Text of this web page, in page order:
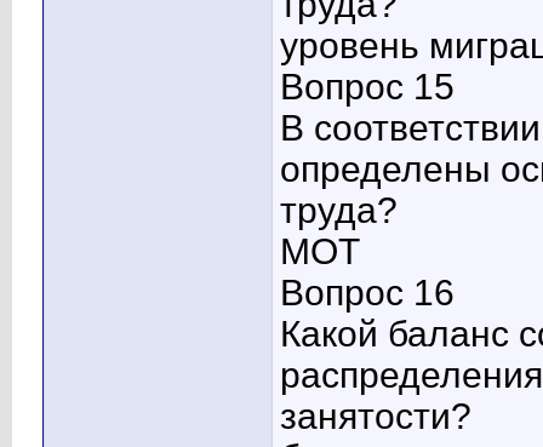
уровень
Вопрос 15
В
определены
труда?
МОТ
Вопрос 16
Какой баланс
занятости?